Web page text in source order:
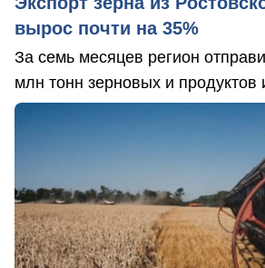
вырос почти на 35%
За семь месяцев регион
млн тонн зерновых и продуктов